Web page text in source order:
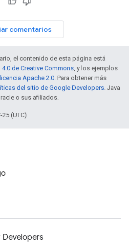
comentarios
el contenido de esta página está
de Creative Commons, y los ejemplos
licencia Apache 2.0. Para obtener más
del sitio de Google Developers. Java
o sus afiliados.
(UTC)